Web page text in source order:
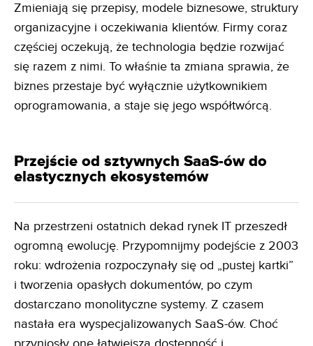
Zmieniają się przepisy, modele biznesowe, struktury
organizacyjne i oczekiwania klientów. Firmy coraz
częściej oczekują, że technologia będzie rozwijać
się razem z nimi. To właśnie ta zmiana sprawia, że
biznes przestaje być wyłącznie użytkownikiem
oprogramowania, a staje się jego współtwórcą.
Przejście od sztywnych SaaS-ów do
elastycznych ekosystemów
Na przestrzeni ostatnich dekad rynek IT przeszedł
ogromną ewolucję. Przypomnijmy podejście z 2003
roku: wdrożenia rozpoczynały się od „pustej kartki”
i tworzenia opasłych dokumentów, po czym
dostarczano monolityczne systemy. Z czasem
nastała era wyspecjalizowanych SaaS-ów. Choć